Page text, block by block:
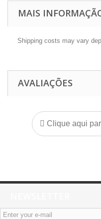
MAIS
Shipping costs may vary
AVALIAÇÕES
Clique aqui